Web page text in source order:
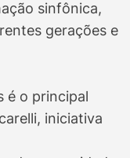
sinfônica,
gerações e
é o principal
iniciativa